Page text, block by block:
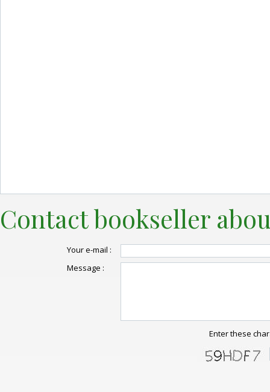
Contact bookseller
Your e-mail :
Message :
Enter these